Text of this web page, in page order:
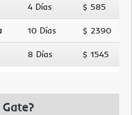
4 Días $ 585
10 Días $ 2390
8 Días $ 1545